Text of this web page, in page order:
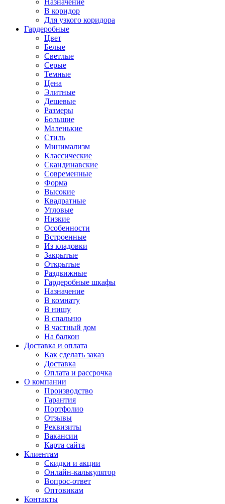
Назначение
В коридор
Для узкого коридора
Гардеробные
Цвет
Белые
Светлые
Серые
Темные
Цена
Элитные
Дешевые
Размеры
Большие
Маленькие
Стиль
Минимализм
Классические
Скандинавские
Современные
Форма
Высокие
Квадратные
Угловые
Низкие
Особенности
Встроенные
Из кладовки
Закрытые
Открытые
Раздвижные
Гардеробные шкафы
Назначение
В комнату
В нишу
В спальню
В частный дом
На балкон
Доставка и оплата
Как сделать заказ
Доставка
Оплата и рассрочка
О компании
Производство
Гарантия
Портфолио
Отзывы
Реквизиты
Вакансии
Карта сайта
Клиентам
Скидки и акции
Онлайн-калькулятор
Вопрос-ответ
Оптовикам
Контакты